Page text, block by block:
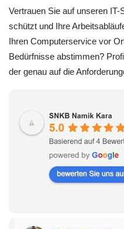
Vertrauen Sie auf unseren
schützt und Ihre
Ihren Computerservice vor
Bedürfnisse abstimmen?
der genau auf die